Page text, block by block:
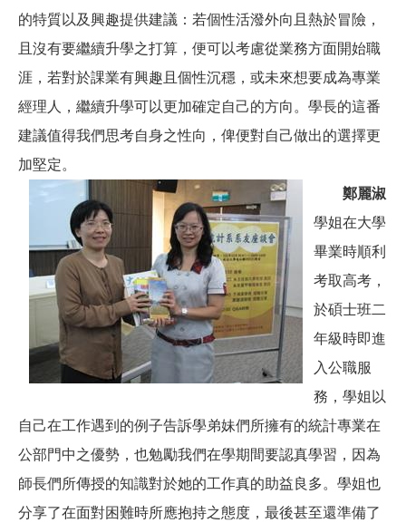
的特質以及興趣提供建議：若個性活潑外向且熱於冒險，
且沒有要繼續升學之打算，便可以考慮從業務方面開始職
涯，若對於課業有興趣且個性沉穩，或未來想要成為專業
經理人，繼續升學可以更加確定自己的方向。學長的這番
建議值得我們思考自身之性向，俾便對自己做出的選擇更
加堅定。
鄭麗淑
學姐在大學
畢業時順利
考取高考，
於碩士班二
年級時即進
入公職服
務，學姐以
自己在工作遇到的例子告訴學弟妹們所擁有的統計專業在
公部門中之優勢，也勉勵我們在學期間要認真學習，因為
師長們所傳授的知識對於她的工作真的助益良多。學姐也
分享了在面對困難時所應抱持之態度，最後甚至還準備了